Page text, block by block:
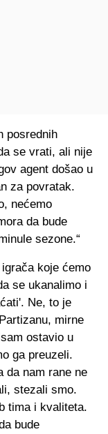
posrednih
se vrati, ali nije
agent došao u
za povratak.
nećemo
da bude
sezone.“
koje ćemo
se ukanalimo i
Ne, to je
mirne
ostavio u
ga preuzeli.
da nam rane ne
stezali smo.
tima i kvaliteta.
bude